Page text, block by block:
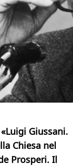
Giussani.
Chiesa nel
Prosperi. Il